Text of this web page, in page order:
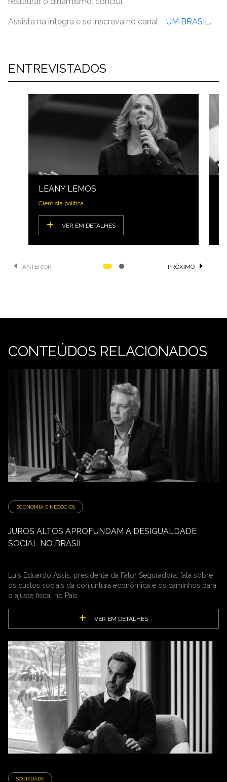
Assista na íntegra e se inscreva no canal UM BRASIL.
ENTREVISTADOS
LEANY LEMOS
Cientista política
VER EM DETALHES
ANTERIOR PRÓXIMO
CONTEÚDOS RELACIONADOS
ECONOMIA E NEGÓCIOS
JUROS ALTOS APROFUNDAM A DESIGUALDADE
SOCIAL NO BRASIL
Luís Eduardo Assis, presidente da Fator Seguradora, fala sobre
os custos sociais da conjuntura econômica e os caminhos para
o ajuste fiscal no País
VER EM DETALHES
SOCIEDADE